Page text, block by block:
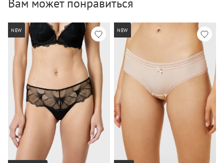
Вам может понравиться
NEW NEW